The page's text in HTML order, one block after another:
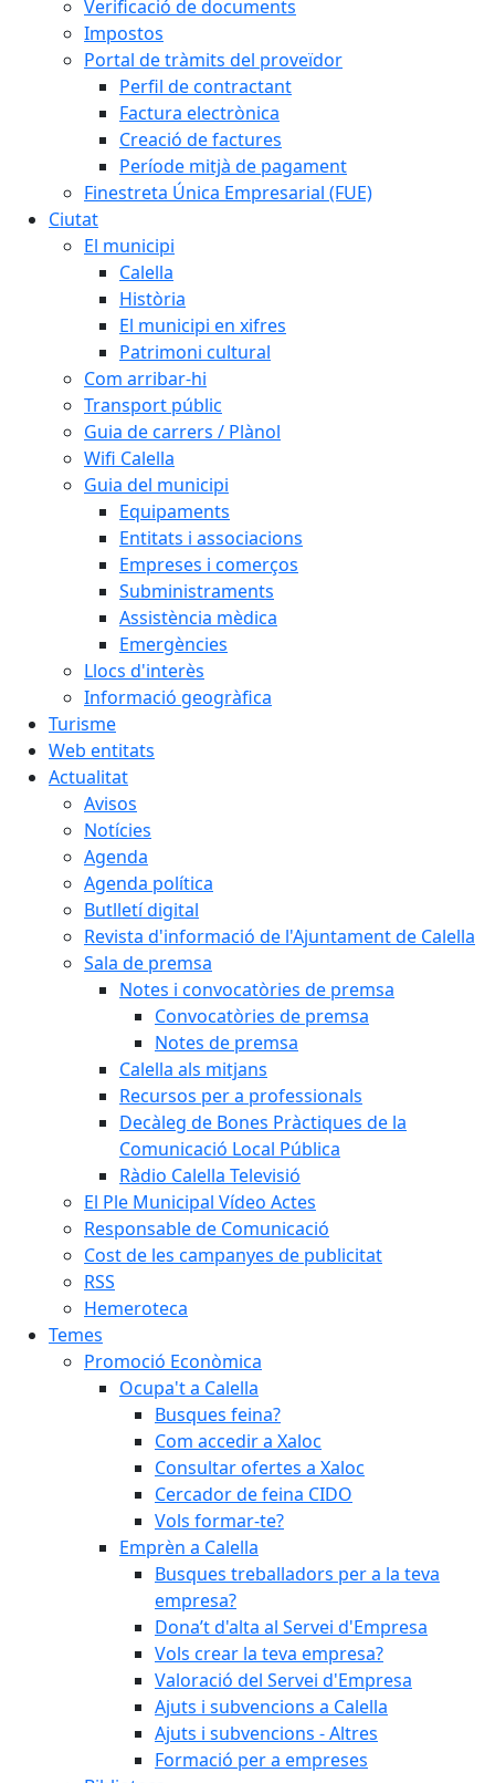
Verificació de documents
Impostos
Portal de tràmits del proveïdor
Perfil de contractant
Factura electrònica
Creació de factures
Període mitjà de pagament
Finestreta Única Empresarial (FUE)
Ciutat
El municipi
Calella
Història
El municipi en xifres
Patrimoni cultural
Com arribar-hi
Transport públic
Guia de carrers / Plànol
Wifi Calella
Guia del municipi
Equipaments
Entitats i associacions
Empreses i comerços
Subministraments
Assistència mèdica
Emergències
Llocs d'interès
Informació geogràfica
Turisme
Web entitats
Actualitat
Avisos
Notícies
Agenda
Agenda política
Butlletí digital
Revista d'informació de l'Ajuntament de Calella
Sala de premsa
Notes i convocatòries de premsa
Convocatòries de premsa
Notes de premsa
Calella als mitjans
Recursos per a professionals
Decàleg de Bones Pràctiques de la
Comunicació Local Pública
Ràdio Calella Televisió
El Ple Municipal Vídeo Actes
Responsable de Comunicació
Cost de les campanyes de publicitat
RSS
Hemeroteca
Temes
Promoció Econòmica
Ocupa't a Calella
Busques feina?
Com accedir a Xaloc
Consultar ofertes a Xaloc
Cercador de feina CIDO
Vols formar-te?
Emprèn a Calella
Busques treballadors per a la teva
empresa?
Dona’t d'alta al Servei d'Empresa
Vols crear la teva empresa?
Valoració del Servei d'Empresa
Ajuts i subvencions a Calella
Ajuts i subvencions - Altres
Formació per a empreses